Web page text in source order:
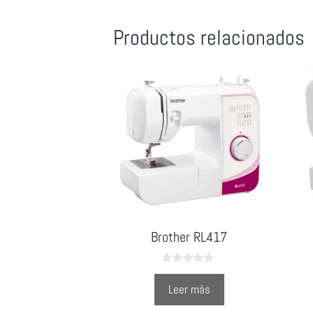
Productos relacionados
Brother RL417
0
Leer más